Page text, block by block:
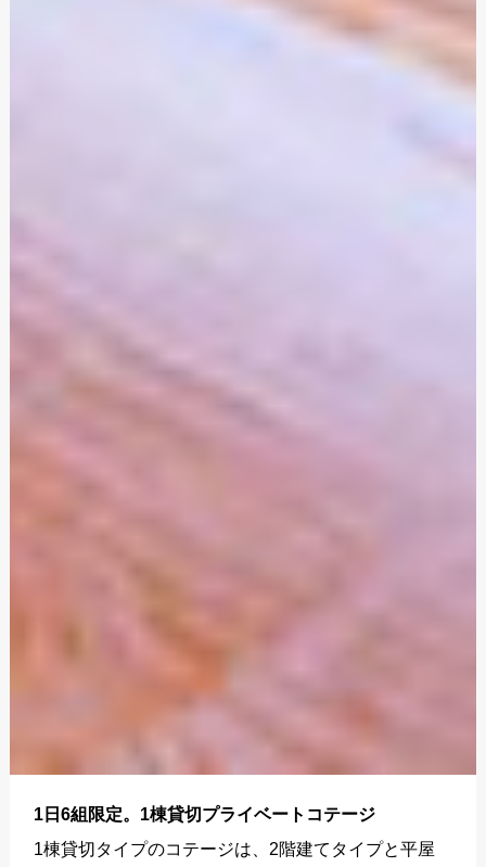
1日6組限定。1棟貸切プライベートコテージ
1棟貸切タイプのコテージは、2階建てタイプと平屋